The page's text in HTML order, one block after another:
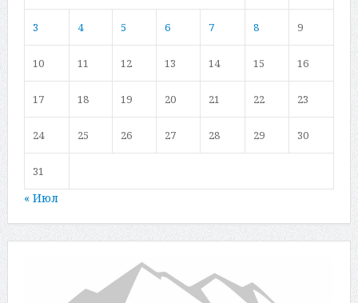
3 4 5 6 7 8 9
10 11 12 13 14 15 16
17 18 19 20 21 22 23
24 25 26 27 28 29 30
31
« Июл